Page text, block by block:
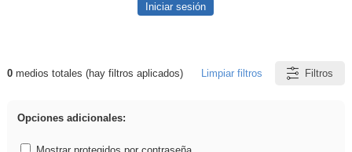
Iniciar sesión
Resultados de: islamismo
0medios totales (hay filtros aplicados) Limpiar filtros Filtros
Opciones adicionales: